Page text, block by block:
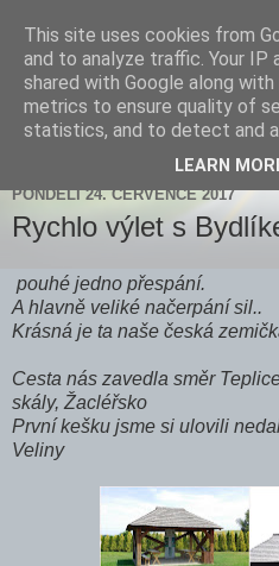
Zdenička
PONDĚLÍ 24. ČERVENCE 2017
Rychlo výlet s
pouhé jedno přespání.
A hlavně veliké načerpání sil..
Krásná je ta naše česká
Cesta nás zavedla směr
skály, Žacléřsko
První kešku jsme si ulovili
Veliny
This site uses cookies from
and to analyze traffic. Your IP
shared with Google along
metrics to ensure quality of
statistics, and to detect and
LEARN